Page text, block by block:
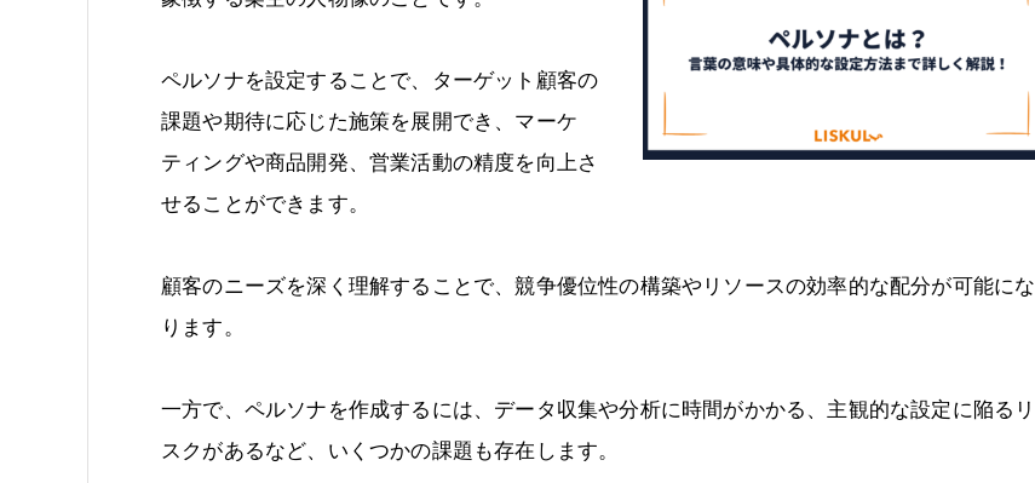
ペルソナを設定することで、ターゲット顧客の
課題や期待に応じた施策を展開でき、マーケ
ティングや商品開発、営業活動の精度を向上さ
せることができます。
顧客のニーズを深く理解することで、競争優位性の構築やリソースの効率的な配分が可能にな
ります。
一方で、ペルソナを作成するには、データ収集や分析に時間がかかる、主観的な設定に陥るリ
スクがあるなど、いくつかの課題も存在します。